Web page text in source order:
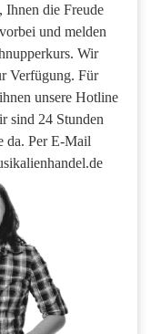
Ihnen die Freude
und melden
Wir
Verfügung. Für
unsere Hotline
sind 24 Stunden
da. Per E-Mail